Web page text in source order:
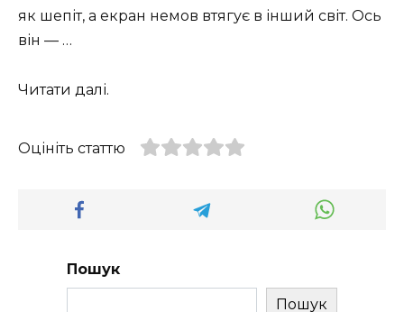
як шепіт, а екран немов втягує в інший світ. Ось
він — …
Читати далі.
Оцініть статтю
Пошук
Пошук